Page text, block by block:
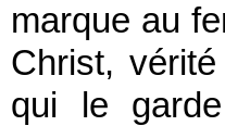
marque au
Christ,
qui le